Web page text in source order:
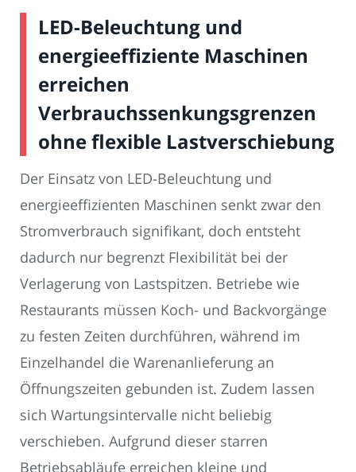
LED-Beleuchtung und
energieeffiziente Maschinen
erreichen
Verbrauchssenkungsgrenzen
ohne flexible Lastverschiebung
Der Einsatz von LED-Beleuchtung und
energieeffizienten Maschinen senkt zwar den
Stromverbrauch signifikant, doch entsteht
dadurch nur begrenzt Flexibilität bei der
Verlagerung von Lastspitzen. Betriebe wie
Restaurants müssen Koch- und Backvorgänge
zu festen Zeiten durchführen, während im
Einzelhandel die Warenanlieferung an
Öffnungszeiten gebunden ist. Zudem lassen
sich Wartungsintervalle nicht beliebig
verschieben. Aufgrund dieser starren
Betriebsabläufe erreichen kleine und